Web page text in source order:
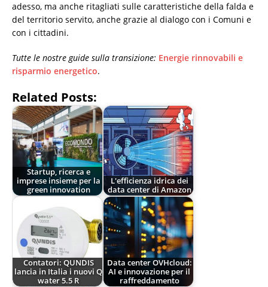
adesso, ma anche ritagliati sulle caratteristiche della falda e
del territorio servito, anche grazie al dialogo con i Comuni e
con i cittadini.
Tutte le nostre guide sulla transizione: Energie rinnovabili e
risparmio energetico.
Related Posts:
Startup, ricerca e
imprese insieme per la
green innovation
L'efficienza idrica dei
data center di Amazon
Contatori: QUNDIS
lancia in Italia i nuovi Q
water 5.5 R
Data center OVHcloud:
AI e innovazione per il
raffreddamento